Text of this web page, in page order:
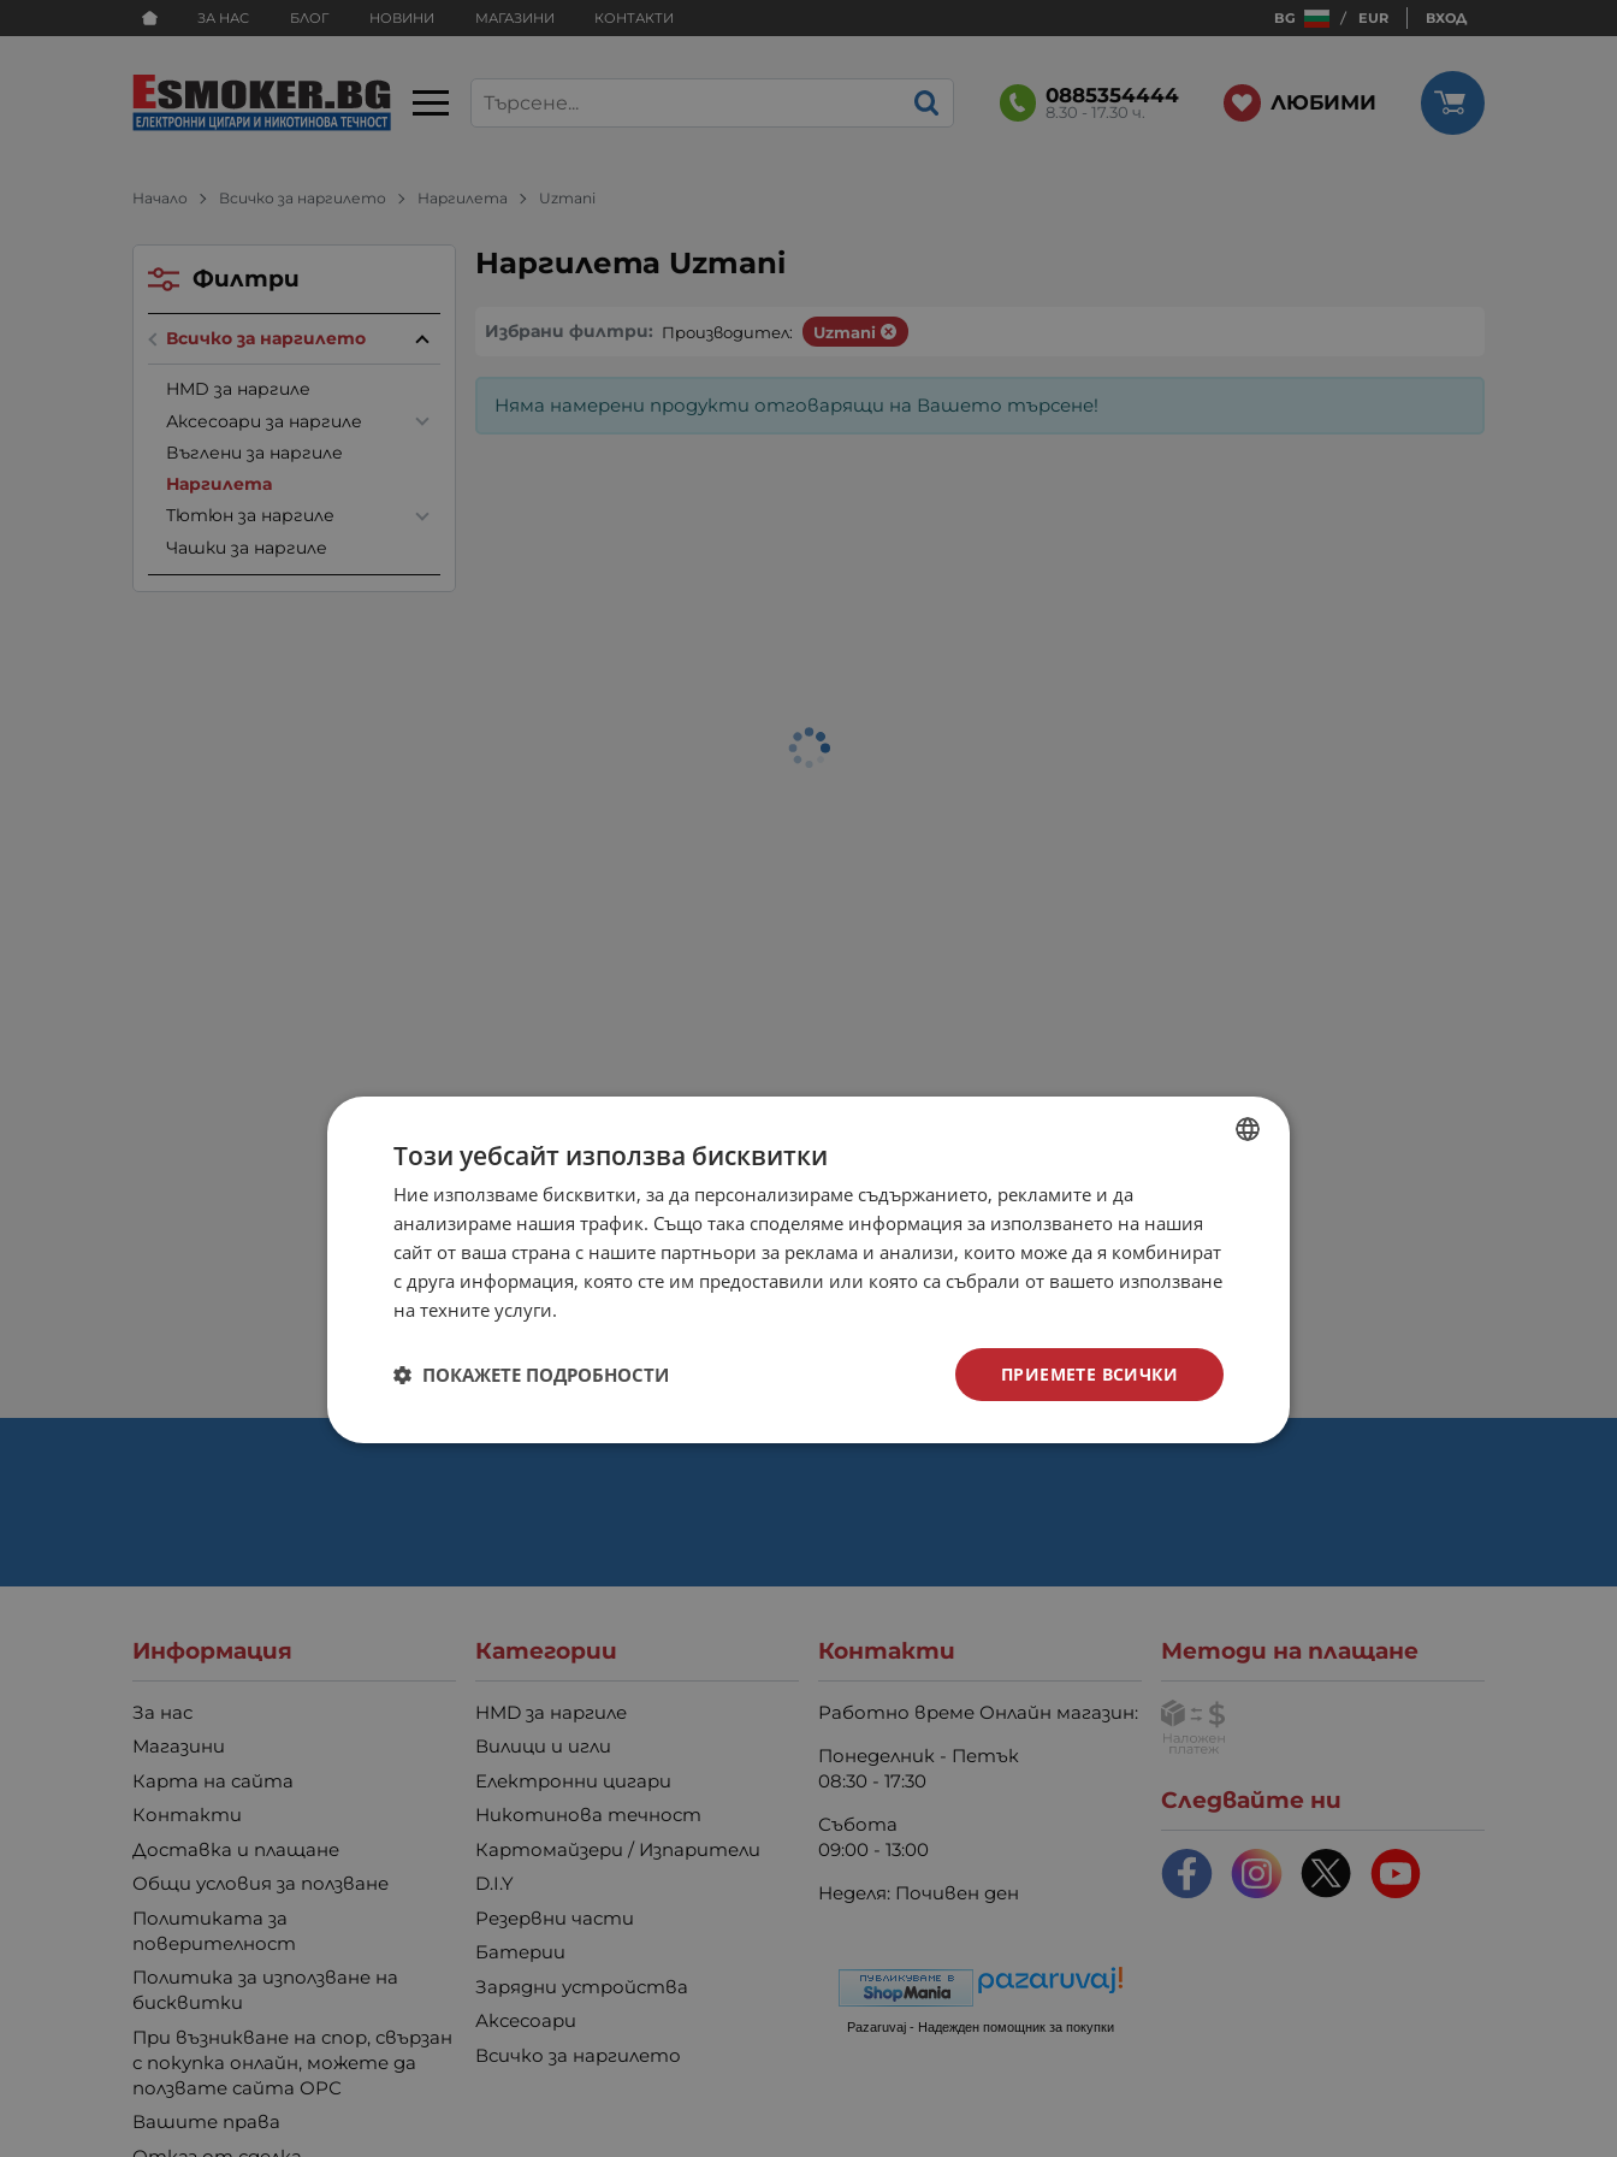
ЗА НАС БЛОГ НОВИНИ МАГАЗИНИ КОНТАКТИ BG EUR ВХОД
0885354444
8.30 - 17.30 ч. ЛЮБИМИ
Начало Всичко за наргилето Наргилета Uzmani
Наргилета Uzmani
Избрани филтри: Производител: Uzmani
Няма намерени продукти отговарящи на Вашето търсене!
Филтри
Всичко за наргилето
HMD за наргиле
Аксесоари за наргиле
Въглени за наргиле
Наргилета
Тютюн за наргиле
Чашки за наргиле
Информация
За нас
Магазини
Карта на сайта
Контакти
Доставка и плащане
Общи условия за ползване
Политиката за
поверителност
Политика за използване на
бисквитки
При възникване на спор, свързан
с покупка онлайн, можете да
ползвате сайта ОРС
Вашите права
Категории
HMD за наргиле
Вилици и игли
Електронни цигари
Никотинова течност
Картомайзери / Изпарители
D.I.Y
Резервни части
Батерии
Зарядни устройства
Аксесоари
Всичко за наргилето
Контакти
Работно време Онлайн магазин:
Понеделник - Петък
08:30 - 17:30
Събота
09:00 - 13:00
Неделя: Почивен ден
Pazaruvaj - Надежден помощник за покупки
Методи на плащане
Следвайте ни
ENGLISH
Този уебсайт използва бисквитки
Ние използваме бисквитки, за да персонализираме съдържанието, рекламите и да
анализираме нашия трафик. Също така споделяме информация за използването на нашия
сайт от ваша страна с нашите партньори за реклама и анализи, които може да я комбинират
с друга информация, която сте им предоставили или която са събрали от вашето използване
на техните услуги.
ПРИЕМЕТЕ ВСИЧКИ
ПОКАЖЕТЕ ПОДРОБНОСТИ